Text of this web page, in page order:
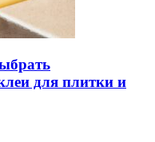
для плитки и